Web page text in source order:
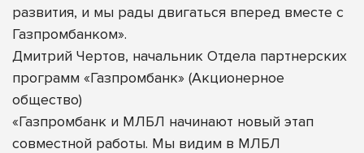
развития, и мы рады двигаться вперед вместе с
Газпромбанком».
Дмитрий Чертов, начальник Отдела партнерских
программ «Газпромбанк» (Акционерное
общество)
«Газпромбанк и МЛБЛ начинают новый этап
совместной работы. Мы видим в МЛБЛ